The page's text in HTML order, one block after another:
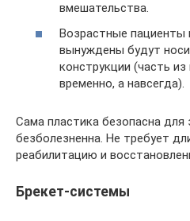
вмешательства.
Возрастные пациенты
вынуждены будут
конструкции (часть
временно, а навсегда).
Сама пластика безопасна для
безболезненна. Не требует
реабилитацию и
Брекет-системы